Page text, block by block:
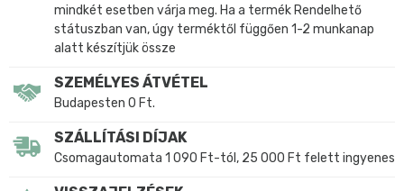
mindkét esetben várja meg. Ha a termék Rendelhető
státuszban van, úgy terméktől függően 1-2 munkanap
alatt készítjük össze
SZEMÉLYES ÁTVÉTEL
Budapesten 0 Ft.
SZÁLLÍTÁSI DÍJAK
Csomagautomata 1 090 Ft-tól, 25 000 Ft felett ingyenes